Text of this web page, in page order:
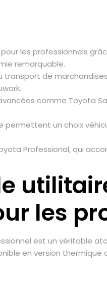
les professionnels
remarquable.
de
comme Toyota
un choix
Professional, qui
les
est un véritable
en version thermique